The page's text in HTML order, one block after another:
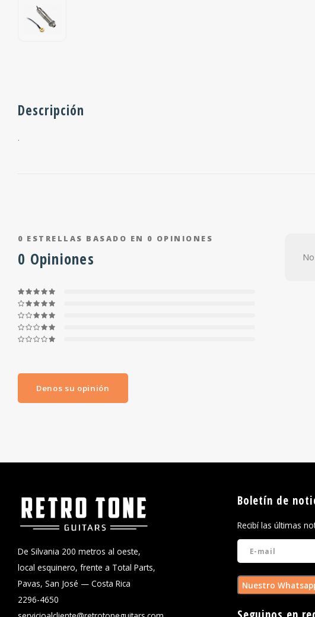
Descripción
.
0 ESTRELLAS BASADO EN 0 OPINIONES
0 Opiniones
Denos su opinión
De Silvania 200 metros al oeste,
local esquinero, frente a Total Parts,
Pavas, San José — Costa Rica
2296-4650
Boletín de
Recibí las últimas
Nuestro